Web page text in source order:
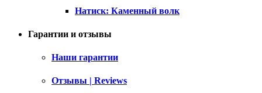
Натиск: Каменный волк
Гарантии и отзывы
Наши гарантии
Отзывы | Reviews